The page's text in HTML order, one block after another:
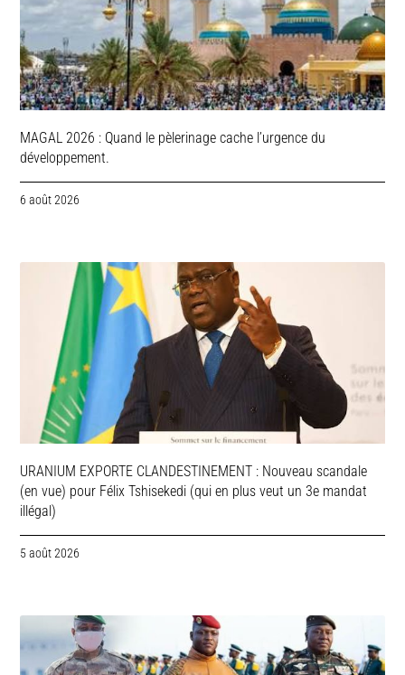
MAGAL 2026 : Quand le pèlerinage cache l’urgence du
développement.
6 août 2026
URANIUM EXPORTE CLANDESTINEMENT : Nouveau scandale
(en vue) pour Félix Tshisekedi (qui en plus veut un 3e mandat
illégal)
5 août 2026